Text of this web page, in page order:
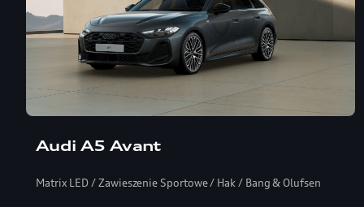
Audi A5 Avant
Matrix LED / Zawieszenie Sportowe / Hak / Bang & Olufsen